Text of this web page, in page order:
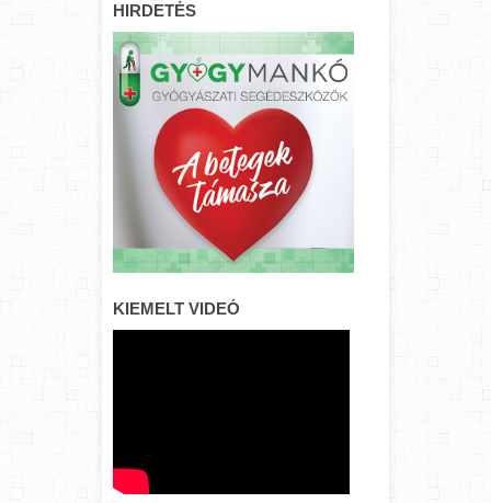
HIRDETÉS
KIEMELT VIDEÓ